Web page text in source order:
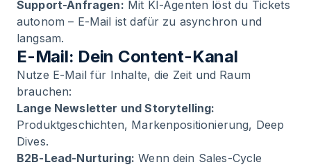
Support-Anfragen: Mit KI-Agenten löst du Tickets
autonom – E-Mail ist dafür zu asynchron und
langsam.
E-Mail: Dein Content-Kanal
Nutze E-Mail für Inhalte, die Zeit und Raum
brauchen:
Lange Newsletter und Storytelling:
Produktgeschichten, Markenpositionierung, Deep
Dives.
B2B-Lead-Nurturing: Wenn dein Sales-Cycle